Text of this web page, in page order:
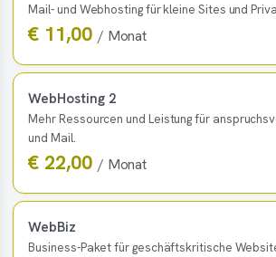
Mail- und Webhosting für kleine Sites und
€ 11,00 / Monat
WebHosting 2
Mehr Ressourcen und Leistung für
und Mail.
€ 22,00 / Monat
WebBiz
Business-Paket für geschäftskritische